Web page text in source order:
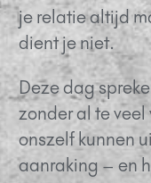
je relatie altijd
dient je niet.
Deze dag
zonder al te veel
onszelf kunnen
aanraking – en